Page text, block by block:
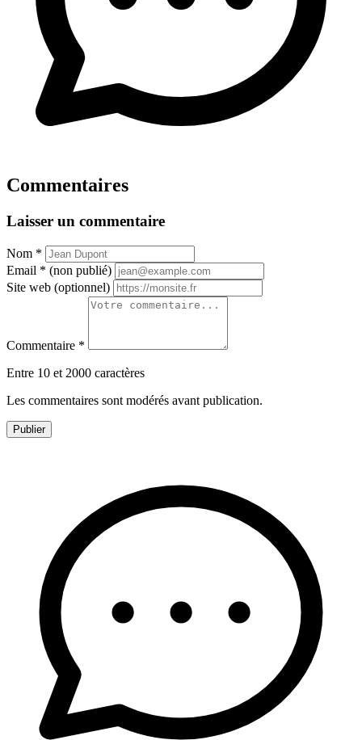
Commentaires
Laisser un commentaire
Nom *
Email * (non publié)
Site web (optionnel)
Commentaire *
Entre 10 et 2000 caractères
Les commentaires sont modérés avant publication.
Publier